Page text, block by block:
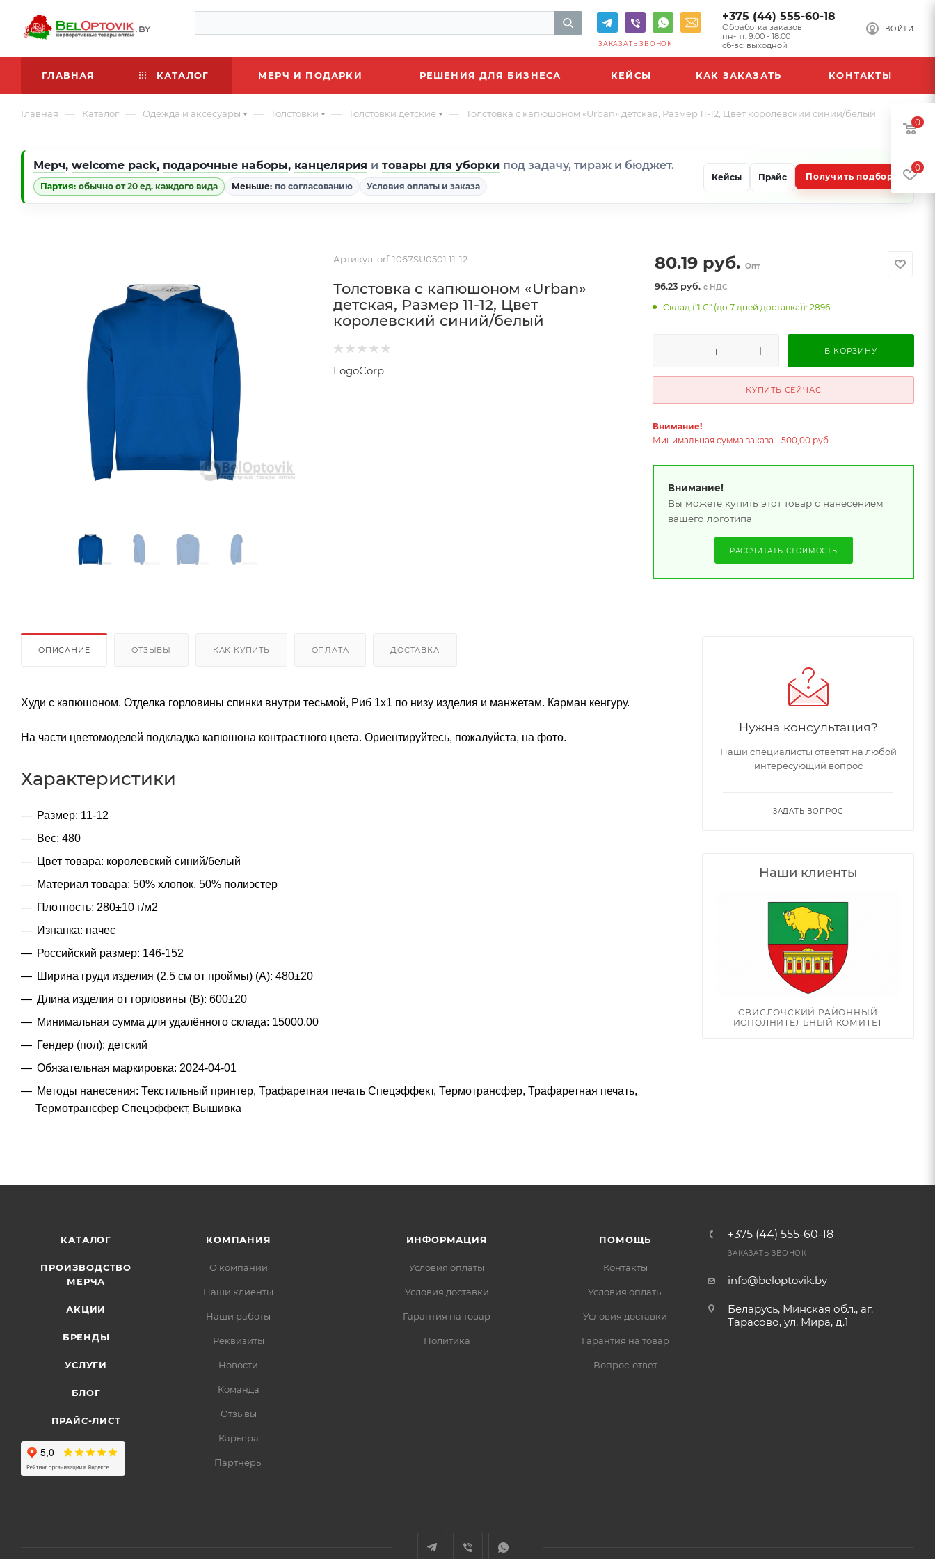
ВОЙТИ
+375 (44) 555-60-18
Обработка заказов
пн-пт: 9:00 - 18:00
сб-вс: выходной
ЗАКАЗАТЬ ЗВОНОК
ГЛАВНАЯ КАТАЛОГ МЕРЧ И ПОДАРКИ РЕШЕНИЯ ДЛЯ БИЗНЕСА КЕЙСЫ КАК ЗАКАЗАТЬ КОНТАКТЫ
Главная — Каталог — Одежда и аксесуары — Толстовки — Толстовки детские — Толстовка с капюшоном «Urban» детская, Размер 11-12, Цвет королевский синий/белый
Мерч, welcome pack, подарочные наборы, канцелярия и товары для уборки под задачу, тираж и бюджет.
Партия: обычно от 20 ед. каждого вида Меньше: по согласованию Условия оплаты и заказа
Кейсы Прайс Получить подбор
Артикул: orf-1067SU0501.11-12
Толстовка с капюшоном «Urban»
детская, Размер 11-12, Цвет
королевский синий/белый
LogoCorp
80.19 руб. Опт
96.23 руб.с НДС
Склад ("LC" (до 7 дней доставка)): 2896
В КОРЗИНУ
КУПИТЬ СЕЙЧАС
Внимание!
Минимальная сумма заказа - 500,00 руб.
Внимание!
Вы можете купить этот товар с нанесением
вашего логотипа
РАССЧИТАТЬ СТОИМОСТЬ
ОПИСАНИЕ ОТЗЫВЫ КАК КУПИТЬ ОПЛАТА ДОСТАВКА
Худи с капюшоном. Отделка горловины спинки внутри тесьмой, Риб 1х1 по низу изделия и манжетам. Карман кенгуру.
На части цветомоделей подкладка капюшона контрастного цвета. Ориентируйтесь, пожалуйста, на фото.
Характеристики
Размер: 11-12
Вес: 480
Цвет товара: королевский синий/белый
Материал товара: 50% хлопок, 50% полиэстер
Плотность: 280±10 г/м2
Изнанка: начес
Российский размер: 146-152
Ширина груди изделия (2,5 см от проймы) (A): 480±20
Длина изделия от горловины (B): 600±20
Минимальная сумма для удалённого склада: 15000,00
Гендер (пол): детский
Обязательная маркировка: 2024-04-01
Методы нанесения: Текстильный принтер, Трафаретная печать Спецэффект, Термотрансфер, Трафаретная печать,
Термотрансфер Спецэффект, Вышивка
Нужна консультация?
Наши специалисты ответят на любой
интересующий вопрос
ЗАДАТЬ ВОПРОС
Наши клиенты
СВИСЛОЧСКИЙ РАЙОННЫЙ
ИСПОЛНИТЕЛЬНЫЙ КОМИТЕТ
КАТАЛОГ
ПРОИЗВОДСТВО
МЕРЧА
АКЦИИ
БРЕНДЫ
УСЛУГИ
БЛОГ
ПРАЙС-ЛИСТ
КОМПАНИЯ
О компании
Наши клиенты
Наши работы
Реквизиты
Новости
Команда
Отзывы
Карьера
Партнеры
ИНФОРМАЦИЯ
Условия оплаты
Условия доставки
Гарантия на товар
Политика
ПОМОЩЬ
Контакты
Условия оплаты
Условия доставки
Гарантия на товар
Вопрос-ответ
+375 (44) 555-60-18
ЗАКАЗАТЬ ЗВОНОК
info@beloptovik.by
Беларусь, Минская обл., аг.
Тарасово, ул. Мира, д.1
0
0